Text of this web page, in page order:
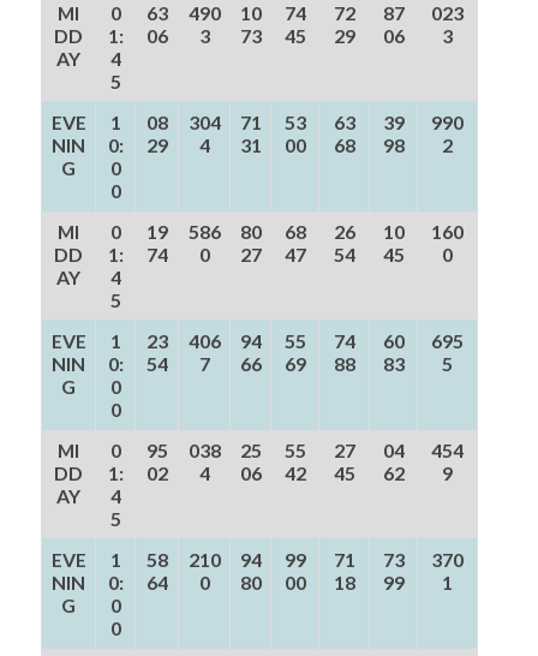
MI
DD
AY
0
1:
4
5
63
06
490
3
10
73
74
45
72
29
87
06
023
3
EVE
NIN
G
1
0:
0
0
08
29
304
4
71
31
53
00
63
68
39
98
990
2
MI
DD
AY
0
1:
4
5
19
74
586
0
80
27
68
47
26
54
10
45
160
0
EVE
NIN
G
1
0:
0
0
23
54
406
7
94
66
55
69
74
88
60
83
695
5
MI
DD
AY
0
1:
4
5
95
02
038
4
25
06
55
42
27
45
04
62
454
9
EVE
NIN
G
1
0:
0
0
58
64
210
0
94
80
99
00
71
18
73
99
370
1